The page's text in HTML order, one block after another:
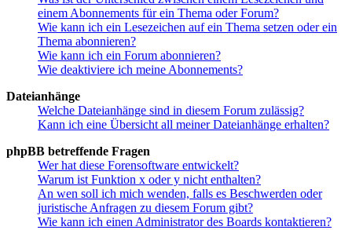
einem Abonnements für ein Thema oder Forum?
Wie kann ich ein Lesezeichen auf ein Thema setzen oder ein
Thema abonnieren?
Wie kann ich ein Forum abonnieren?
Wie deaktiviere ich meine Abonnements?
Dateianhänge
Welche Dateianhänge sind in diesem Forum zulässig?
Kann ich eine Übersicht all meiner Dateianhänge erhalten?
phpBB betreffende Fragen
Wer hat diese Forensoftware entwickelt?
Warum ist Funktion x oder y nicht enthalten?
An wen soll ich mich wenden, falls es Beschwerden oder
juristische Anfragen zu diesem Forum gibt?
Wie kann ich einen Administrator des Boards kontaktieren?